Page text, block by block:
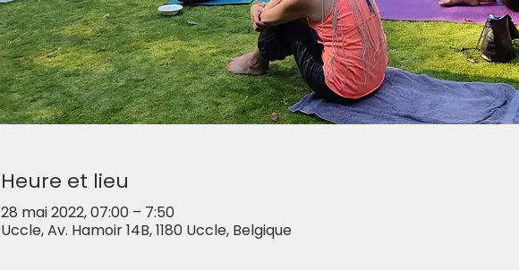
Heure et lieu
28 mai 2022, 07:00 – 7:50
Uccle, Av. Hamoir 14B, 1180 Uccle, Belgique